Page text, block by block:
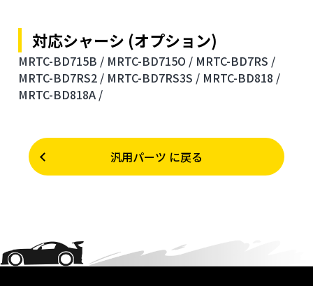
対応シャーシ (オプション)
MRTC-BD715B / MRTC-BD715O / MRTC-BD7RS /
MRTC-BD7RS2 / MRTC-BD7RS3S / MRTC-BD818 /
MRTC-BD818A /
汎用パーツ に戻る